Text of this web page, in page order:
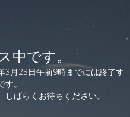
中です。
3月23日午前9時までには終了す
。
ばらくお待ちください。